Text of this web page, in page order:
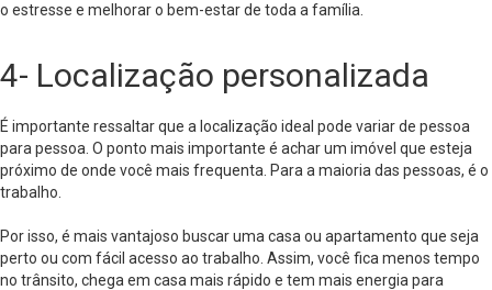
o estresse e melhorar o bem-estar de toda a família.
4- Localização personalizada
É importante ressaltar que a localização ideal pode variar de pessoa
para pessoa. O ponto mais importante é achar um imóvel que esteja
próximo de onde você mais frequenta. Para a maioria das pessoas, é o
trabalho.
Por isso, é mais vantajoso buscar uma casa ou apartamento que seja
perto ou com fácil acesso ao trabalho. Assim, você fica menos tempo
no trânsito, chega em casa mais rápido e tem mais energia para